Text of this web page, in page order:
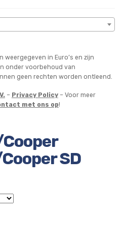
SD
weergegeven in Euro’s en zijn
onder voorbehoud van
geen rechten worden ontleend.
– Privacy Policy– Voor meer
met ons op!